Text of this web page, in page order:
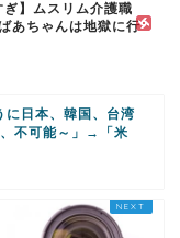
ぎ】ムスリム介護職
あちゃんは地獄に行
に日本、韓国、台湾
不可能～」→「米